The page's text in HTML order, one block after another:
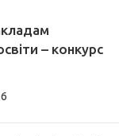
– конкурс